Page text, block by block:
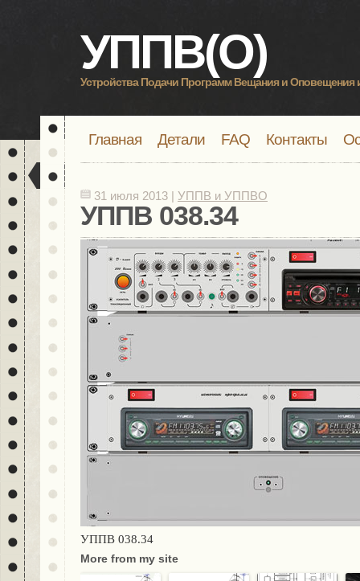
УППВ(О)
Устройства Подачи Программ Вещания и Оповещения
Главная Детали FAQ Контакты
31 июля 2013 | УППВ и УППВО
УППВ 038.34
УППВ 038.34
More from my site